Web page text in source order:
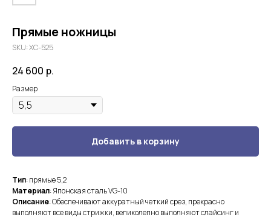
Прямые ножницы
SKU:XC-525
24 600 р.
Размер
Добавить в корзину
Тип: прямые 5,2
Материал: Японская сталь VG-10
Описание: Обеспечивают аккуратный четкий срез, прекрасно
выполняют все виды стрижки, великолепно выполняют слайсинг и